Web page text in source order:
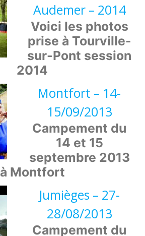
Audemer – 2014
Voici les photos
prise à Tourville-
sur-Pont session
2014
Montfort – 14-
15/09/2013
Campement du
14 et 15
septembre 2013
à Montfort
Jumièges – 27-
28/08/2013
Campement du